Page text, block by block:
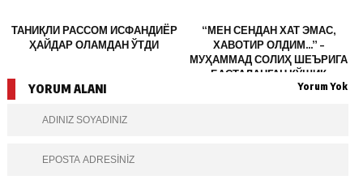
ТАНИҚЛИ РАССОМ ИСФАНДИЁР
ҲАЙДАР ОЛАМДАН ЎТДИ
“МЕН СЕНДАН ХАТ ЭМАС,
ХАВОТИР ОЛДИМ…” –
МУҲАММАД СОЛИҲ ШЕЪРИГА
БАСТАЛАНГАН ҚЎШИҚ
YORUM ALANI Yorum Yok